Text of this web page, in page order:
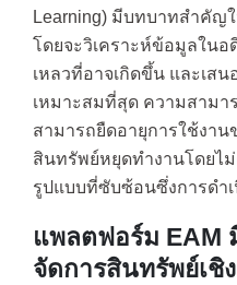
Learning) มีบทบาทสำคัญ
โดยจะวิเคราะห์ข้อมูลใน
เหลวที่อาจเกิดขึ้น และเส
เหมาะสมที่สุด ความสามา
สามารถยืดอายุการใช้งาน
สินทรัพย์หยุดทำงานโดยไ
รูปแบบที่ซับซ้อนซึ่งการดำ
แพลตฟอร์ม EAM
จัดการสินทรัพย์เชิ